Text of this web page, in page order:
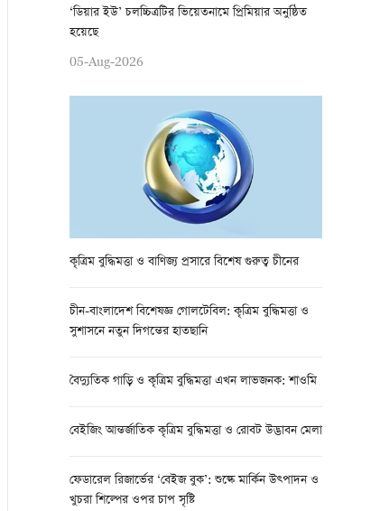
‘ডিয়ার ইউ’ চলচ্চিত্রটির ভিয়েতনামে প্রিমিয়ার অনুষ্ঠিত
হয়েছে
05-Aug-2026
কৃত্রিম বুদ্ধিমত্তা ও বাণিজ্য প্রসারে বিশেষ গুরুত্ব চীনের
চীন-বাংলাদেশ বিশেষজ্ঞ গোলটেবিল: কৃত্রিম বুদ্ধিমত্তা ও
সুশাসনে নতুন দিগন্তের হাতছানি
বৈদ্যুতিক গাড়ি ও কৃত্রিম বুদ্ধিমত্তা এখন লাভজনক: শাওমি
বেইজিং আন্তর্জাতিক কৃত্রিম বুদ্ধিমত্তা ও রোবট উদ্ভাবন মেলা
ফেডারেল রিজার্ভের ‘বেইজ বুক’: শুল্কে মার্কিন উত্পাদন ও
খুচরা শিল্পের ওপর চাপ সৃষ্টি